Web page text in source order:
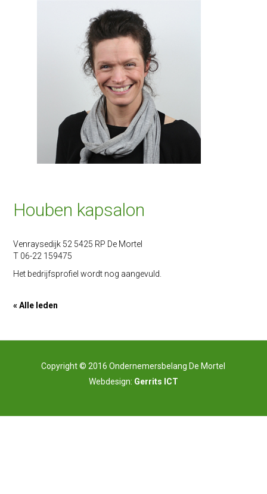
Houben kapsalon
Venraysedijk 52 5425 RP De Mortel
T 06-22 159475
Het bedrijfsprofiel wordt nog aangevuld.
« Alle leden
Copyright © 2016 Ondernemersbelang De Mortel
Webdesign: Gerrits ICT